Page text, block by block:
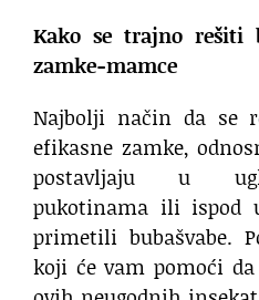
Kako se trajno rešiti
zamke-mamce
Najbolji način da se
efikasne zamke,
postavljaju u
pukotinama ili ispod
primetili bubašvabe.
koji će vam pomoći